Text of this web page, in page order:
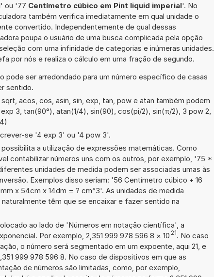
' ou '77 Centímetro cúbico em Pint liquid imperial'. No
também verifica imediatamente em qual unidade o
convertido. Independentemente de qual dessas
poupa o usuário de uma busca complicada pela opção
com uma infinidade de categorias e inúmeras unidades.
por nós e realiza o cálculo em uma fração de segundo.
pode ser arredondado para um número específico de casas
sentido.
acos, cos, asin, sin, exp, tan, pow e atan também podem
3, tan(90°), atan(1/4), sin(90), cos(pi/2), sin(π/2), 3 pow 2,
se '4 exp 3' ou '4 pow 3'.
a utilização de expressões matemáticas. Como
contabilizar números uns com os outros, por exemplo, '75 *
unidades de medida podem ser associadas umas às
Exemplos disso seriam: '56 Centímetro cúbico + 16
x 54cm x 14dm = ? cm^3'. As unidades de medida
têm que se encaixar e fazer sentido na
ao lado de 'Números em notação científica', a
Por exemplo, 2,351 999 978 596 8 × 10 21. No caso
o número será segmentado em um expoente, aqui 21, e
999 978 596 8. No caso de dispositivos em que as
de números são limitadas, como, por exemplo,